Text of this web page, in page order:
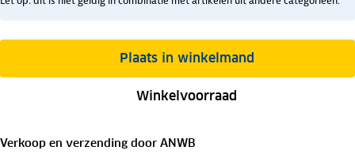
Plaats in winkelmand
Winkelvoorraad
Verkoop en verzending door ANWB